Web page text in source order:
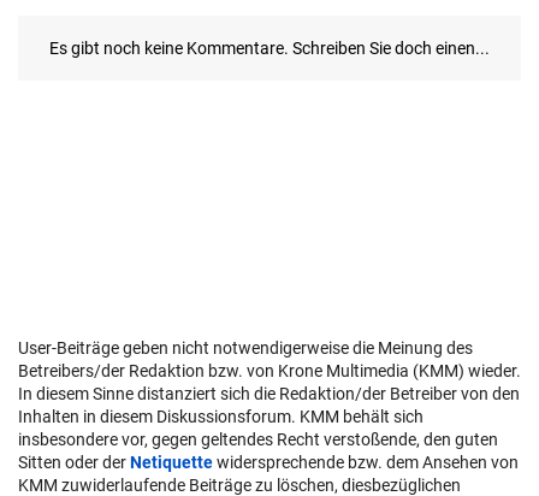
User-Beiträge geben nicht notwendigerweise die Meinung des
Betreibers/der Redaktion bzw. von Krone Multimedia (KMM) wieder.
In diesem Sinne distanziert sich die Redaktion/der Betreiber von den
Inhalten in diesem Diskussionsforum. KMM behält sich
insbesondere vor, gegen geltendes Recht verstoßende, den guten
Sitten oder derNetiquettewidersprechende bzw. dem Ansehen von
KMM zuwiderlaufende Beiträge zu löschen, diesbezüglichen